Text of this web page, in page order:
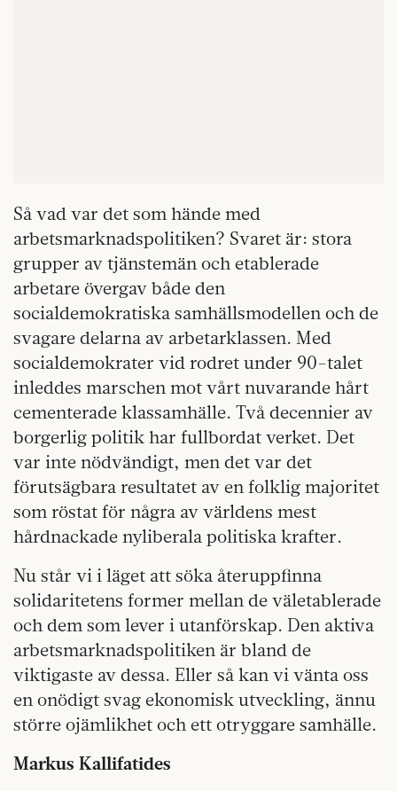
Så vad var det som hände med
arbetsmarknadspolitiken? Svaret är: stora
grupper av tjänstemän och etablerade
arbetare övergav både den
socialdemokratiska samhällsmodellen och de
svagare delarna av arbetarklassen. Med
socialdemokrater vid rodret under 90-talet
inleddes marschen mot vårt nuvarande hårt
cementerade klassamhälle. Två decennier av
borgerlig politik har fullbordat verket. Det
var inte nödvändigt, men det var det
förutsägbara resultatet av en folklig majoritet
som röstat för några av världens mest
hårdnackade nyliberala politiska krafter.
Nu står vi i läget att söka återuppfinna
solidaritetens former mellan de väletablerade
och dem som lever i utanförskap. Den aktiva
arbetsmarknadspolitiken är bland de
viktigaste av dessa. Eller så kan vi vänta oss
en onödigt svag ekonomisk utveckling, ännu
större ojämlikhet och ett otryggare samhälle.
Markus Kallifatides